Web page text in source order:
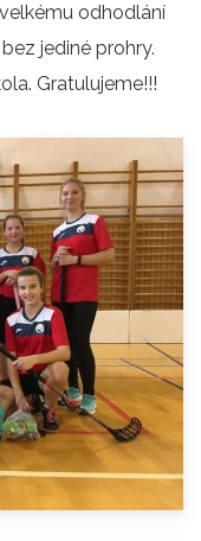
odhodlání
jediné prohry.
Gratulujeme!!!